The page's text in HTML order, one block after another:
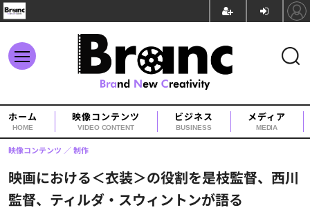
ホーム
HOME
映像コンテンツ
VIDEO CONTENT
ビジネス
BUSINESS
メディア
MEDIA
映画における＜衣装＞の役割を是枝監督、西川
監督、ティルダ・スウィントンが語る
映像コンテンツ 制作